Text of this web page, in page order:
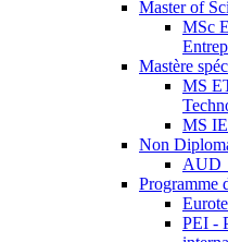
Master of
MSc
Mastère
MS
MS
Non
Programme
PEI -